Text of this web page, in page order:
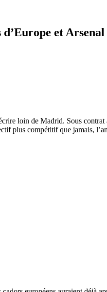
et
loin de Madrid. Sous
plus compétitif que jamais,